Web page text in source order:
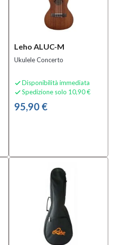
Leho ALUC-M
Ukulele Concerto
 Disponibilità immediata
 Spedizione solo 10,90 €
95,90 €